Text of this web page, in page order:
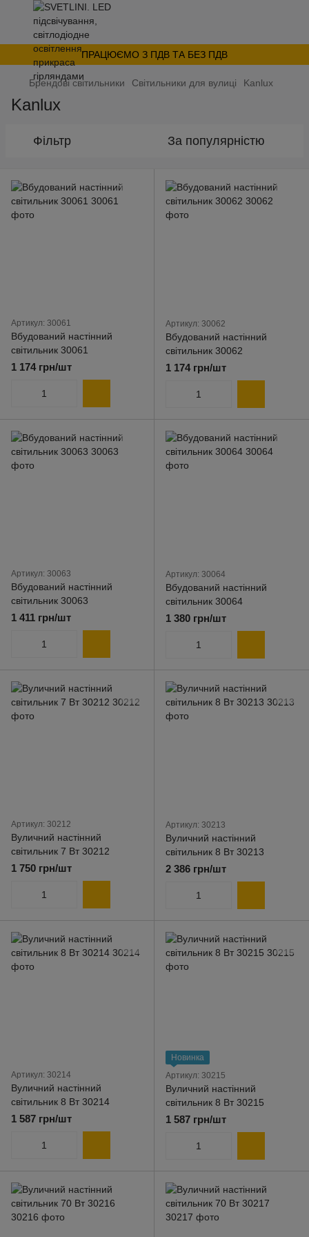
ПРАЦЮЄМО З ПДВ ТА БЕЗ ПДВ
Брендові світильники Світильники для вулиці Kanlux
Kanlux
Фільтр За популярністю
Артикул: 30061
Вбудований настінний
світильник 30061
1 174 грн/шт
Артикул: 30062
Вбудований настінний
світильник 30062
1 174 грн/шт
Артикул: 30063
Вбудований настінний
світильник 30063
1 411 грн/шт
Артикул: 30064
Вбудований настінний
світильник 30064
1 380 грн/шт
Артикул: 30212
Вуличний настінний
світильник 7 Вт 30212
1 750 грн/шт
Артикул: 30213
Вуличний настінний
світильник 8 Вт 30213
2 386 грн/шт
Артикул: 30214
Вуличний настінний
світильник 8 Вт 30214
1 587 грн/шт
Новинка
Артикул: 30215
Вуличний настінний
світильник 8 Вт 30215
1 587 грн/шт